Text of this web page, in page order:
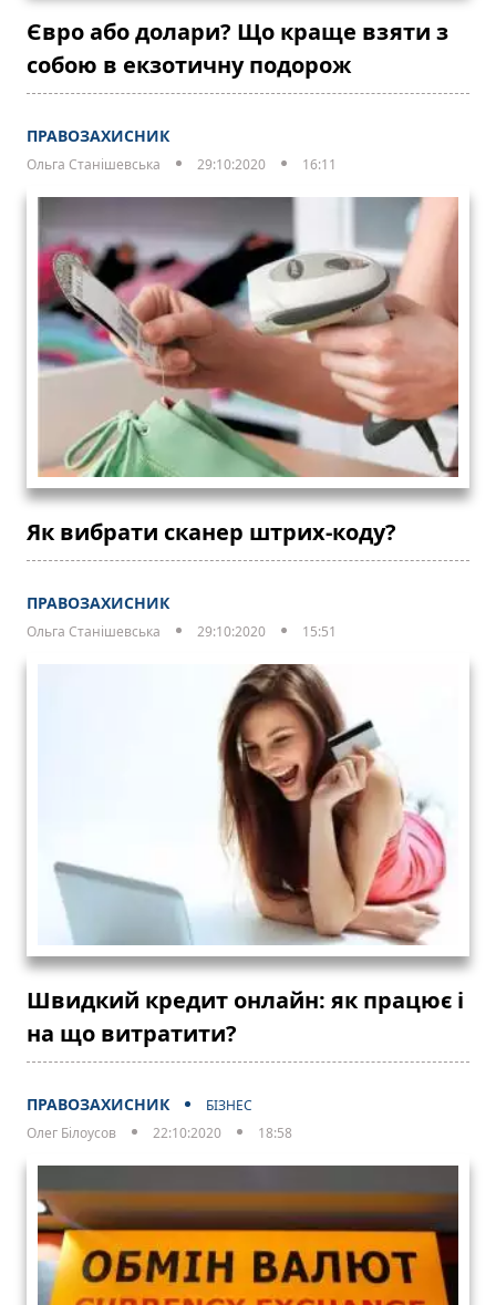
Євро або долари? Що краще взяти з
собою в екзотичну подорож
ПРАВОЗАХИСНИК
Ольга Станішевська 29:10:2020 16:11
Як вибрати сканер штрих-коду?
ПРАВОЗАХИСНИК
Ольга Станішевська 29:10:2020 15:51
Швидкий кредит онлайн: як працює і
на що витратити?
ПРАВОЗАХИСНИК
БІЗНЕС
Олег Білоусов
22:10:2020 18:58